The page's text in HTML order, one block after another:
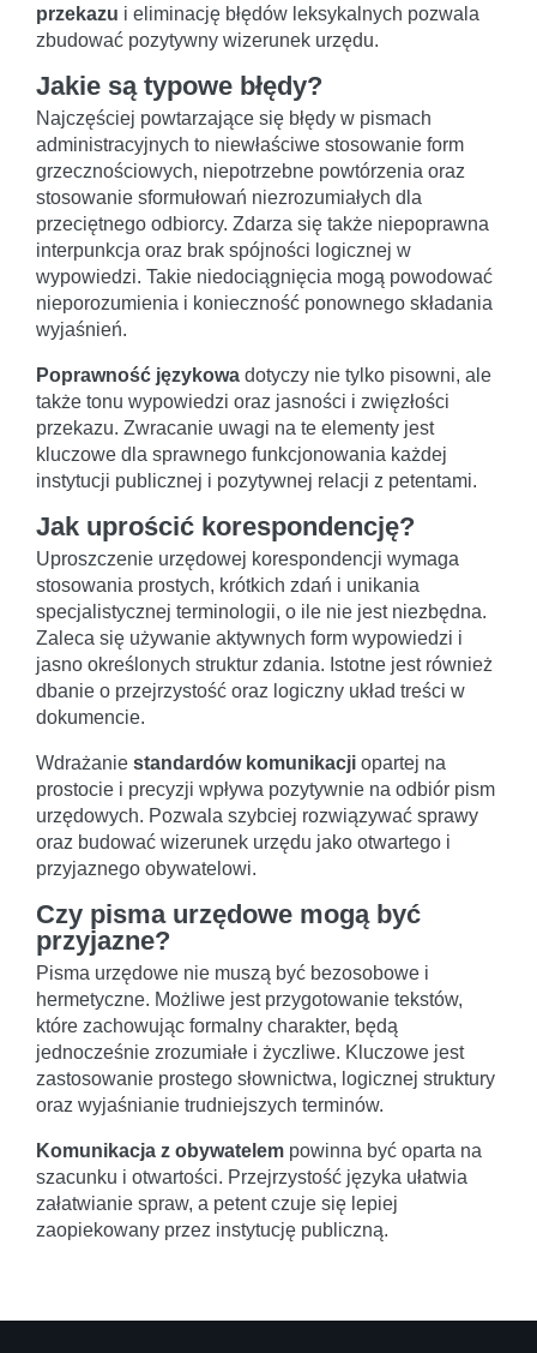
przekazu i eliminację błędów leksykalnych pozwala
zbudować pozytywny wizerunek urzędu.
Jakie są typowe błędy?
Najczęściej powtarzające się błędy w pismach
administracyjnych to niewłaściwe stosowanie form
grzecznościowych, niepotrzebne powtórzenia oraz
stosowanie sformułowań niezrozumiałych dla
przeciętnego odbiorcy. Zdarza się także niepoprawna
interpunkcja oraz brak spójności logicznej w
wypowiedzi. Takie niedociągnięcia mogą powodować
nieporozumienia i konieczność ponownego składania
wyjaśnień.
Poprawność językowa dotyczy nie tylko pisowni, ale
także tonu wypowiedzi oraz jasności i zwięzłości
przekazu. Zwracanie uwagi na te elementy jest
kluczowe dla sprawnego funkcjonowania każdej
instytucji publicznej i pozytywnej relacji z petentami.
Jak uprościć korespondencję?
Uproszczenie urzędowej korespondencji wymaga
stosowania prostych, krótkich zdań i unikania
specjalistycznej terminologii, o ile nie jest niezbędna.
Zaleca się używanie aktywnych form wypowiedzi i
jasno określonych struktur zdania. Istotne jest również
dbanie o przejrzystość oraz logiczny układ treści w
dokumencie.
Wdrażanie standardów komunikacji opartej na
prostocie i precyzji wpływa pozytywnie na odbiór pism
urzędowych. Pozwala szybciej rozwiązywać sprawy
oraz budować wizerunek urzędu jako otwartego i
przyjaznego obywatelowi.
Czy pisma urzędowe mogą być
przyjazne?
Pisma urzędowe nie muszą być bezosobowe i
hermetyczne. Możliwe jest przygotowanie tekstów,
które zachowując formalny charakter, będą
jednocześnie zrozumiałe i życzliwe. Kluczowe jest
zastosowanie prostego słownictwa, logicznej struktury
oraz wyjaśnianie trudniejszych terminów.
Komunikacja z obywatelem powinna być oparta na
szacunku i otwartości. Przejrzystość języka ułatwia
załatwianie spraw, a petent czuje się lepiej
zaopiekowany przez instytucję publiczną.